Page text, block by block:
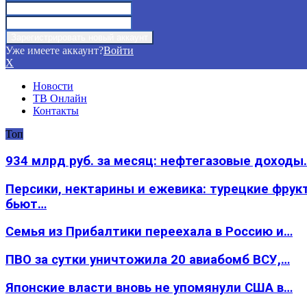
Уже имеете аккаунт?Войти
X
Новости
ТВ Онлайн
Контакты
Топ
934 млрд руб. за месяц: нефтегазовые
Персики, нектарины и ежевика: турецкие
бьют…
Семья из Прибалтики переехала в Россию и…
ПВО за сутки уничтожила 20 авиабомб ВСУ,…
Японские власти вновь не упомянули США в…